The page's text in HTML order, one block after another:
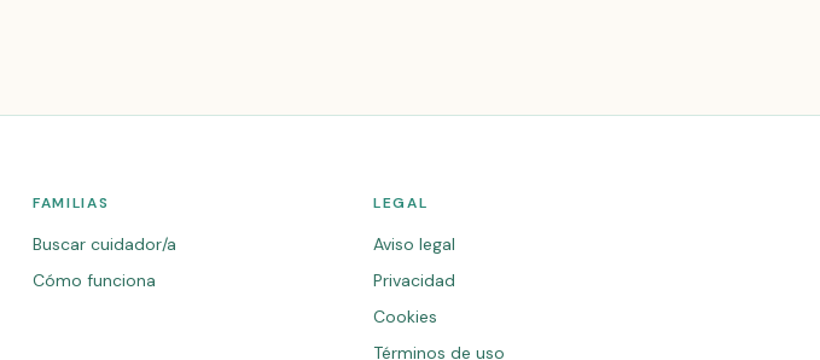
FAMILIAS
Buscar cuidador/a
Cómo funciona
LEGAL
Aviso legal
Privacidad
Cookies
Términos de uso